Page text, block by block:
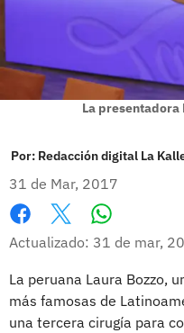
La presentadora
Por: Redacción digital La
31 de Mar, 2017
Facebook
X
Actualizado: 31 de mar,
La peruana Laura Bozzo,
más famosas de
una tercera cirugía para